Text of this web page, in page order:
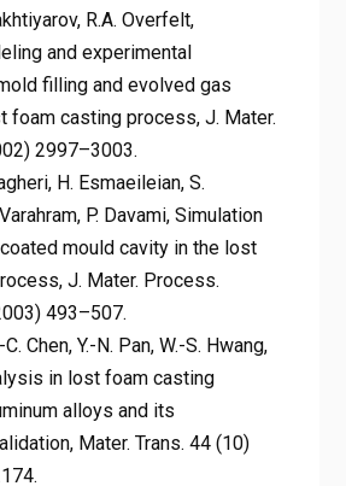
R.A. Overfelt,
and experimental
filling and evolved gas
foam casting process, J. Mater.
2997–3003.
H. Esmaeileian, S.
P. Davami, Simulation
mould cavity in the lost
J. Mater. Process.
493–507.
Chen, Y.-N. Pan, W.-S. Hwang,
in lost foam casting
alloys and its
Mater. Trans. 44 (10)